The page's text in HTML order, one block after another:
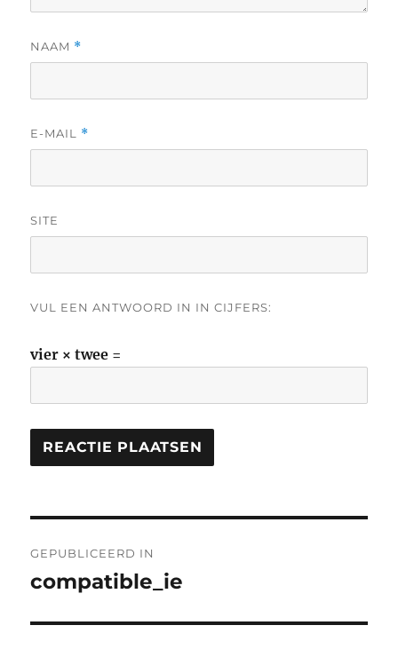
NAAM *
E-MAIL *
SITE
VUL EEN ANTWOORD IN IN CIJFERS:
vier × twee =
navigatie
GEPUBLICEERD IN
compatible_ie